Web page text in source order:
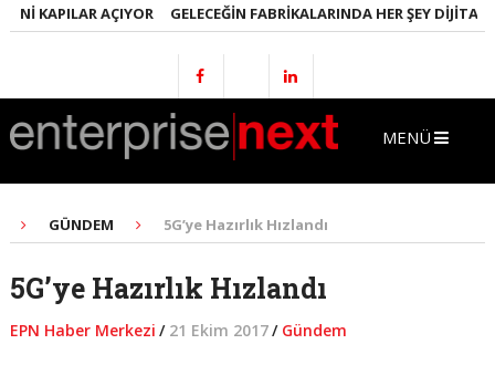
KAPILAR AÇIYOR GELECEĞIN FABRIKALARINDA HER ŞEY DIJITAL
MENÜ
GÜNDEM 5G’ye Hazırlık Hızlandı
5G’ye Hazırlık Hızlandı
EPN Haber Merkezi / 21 Ekim 2017/ Gündem